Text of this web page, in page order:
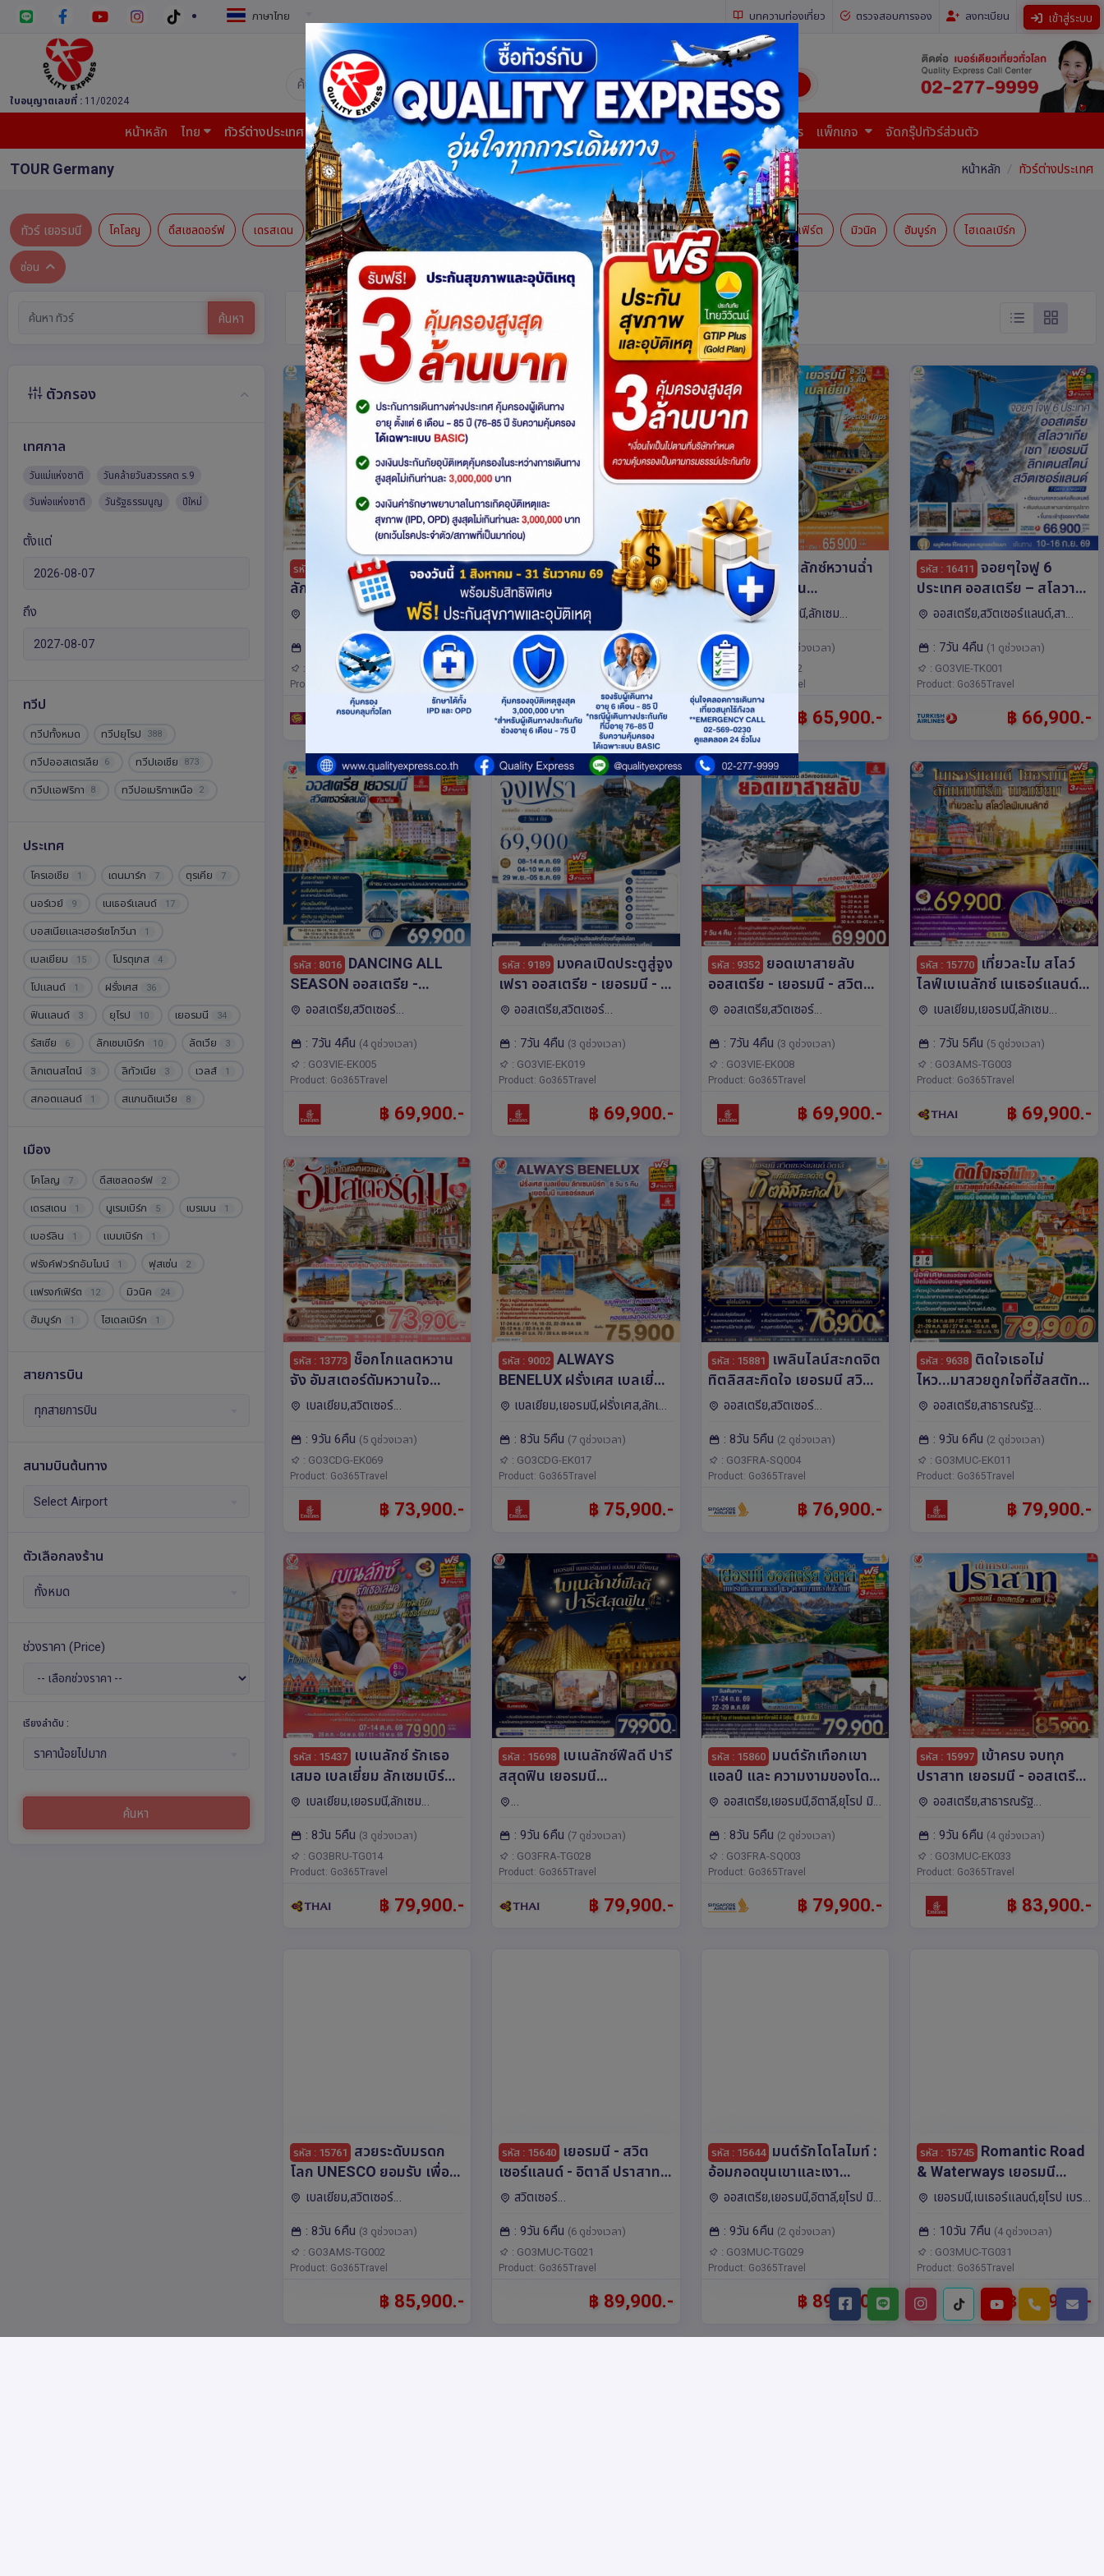
ภาษาไทย บทความท่องเที่ยว ตรวจสอบการจอง ลงทะเบียน เข้าสู่ระบบ
ใบอนุญาตเลขที่ : 11/02024
บริษัท ควอลิตี้ เอ็กซ์เพรส จำกัด ผู้เชี่ยวชาญด้านการท่องเที่ยว ทัวร์ ในประเทศ และ ต่างประเทศ (เที่ยวทั่วโลก)
หน้าหลัก ไทย ทัวร์ต่างประเทศ บินต้นทาง แพ็กเกจทัวร์ บัตรเข้าชม JR Pass เรือสำราญ บริการยื่นเอกสาร แพ็กเกจ จัดกรุ๊ปทัวร์ส่วนตัว
TOUR Germany หน้าหลัก ทัวร์ต่างประเทศ
ทัวร์ เยอรมนี โคโลญ ดึสเซลดอร์ฟ เดรสเดน นูเรมเบิร์ก เบรเมน เบอร์ลิน แบมเบิร์ก ฟรังค์ฟวร์ทอัมไมน์ ฟุสเซ่น แฟรงก์เฟิร์ต มิวนิค ฮัมบูร์ก ไฮเดลเบิร์ก
ซ่อน
ค้นหา
ตัวกรอง
เทศกาล
วันแม่แห่งชาติ วันคล้ายวันสวรรคต ร.9
วันพ่อแห่งชาติ วันรัฐธรรมนูญ ปีใหม่
ตั้งแต่
ถึง
ทวีป
ทวีปทั้งหมด ทวีปยุโรป 388
ทวีปออสเตรเลีย 6 ทวีปเอเชีย 873
ทวีปแอฟริกา 8 ทวีปอเมริกาเหนือ 2
ประเทศ
โครเอเชีย 1 เดนมาร์ก 7 ตุรเคีย 7
นอร์เวย์ 9 เนเธอร์แลนด์ 17
บอสเนียและเฮอร์เซโกวีนา 1
เบลเยียม 15 โปรตุเกส 4
โปแลนด์ 1 ฝรั่งเศส 36
ฟินแลนด์ 3 ยุโรป 10 เยอรมนี 34
รัสเซีย 6 ลักเซมเบิร์ก 10 ลัตเวีย 3
ลิกเตนสไตน์ 3 ลิทัวเนีย 3 เวลส์ 1
สกอตแลนด์ 1 สแกนดิเนเวีย 8
สวิตเซอร์แลนด์
สาธารณรัฐเชก 15 ออสเตรีย
อังกฤษ อิตาลี 58 เอสโตเนีย
ไอซ์แลนด์ ฮังการี
เมือง
โคโลญ 7 ดึสเซลดอร์ฟ 2
เดรสเดน 1 นูเรมเบิร์ก 5 เบรเมน 1
เบอร์ลิน 1 แบมเบิร์ก 1
ฟรังค์ฟวร์ทอัมไมน์ 1 ฟุสเซ่น 2
แฟรงก์เฟิร์ต 12 มิวนิค 24
ฮัมบูร์ก 1 ไฮเดลเบิร์ก 1
สายการบิน
ทุกสายการบิน
สนามบินต้นทาง
Select Airport
ตัวเลือกลงร้าน
ทั้งหมด
ช่วงราคา (Price)
เรียงลำดับ :
ราคาน้อยไปมาก
ค้นหา
ทัวร์ เยอรมนี
รหัส : 16506
ใจเพ้อที่ยุโรปเบเน
ลักซ์ แวะเติมความหวานที่
เซี่ยงไฮ้ เบลเยี่ยม - ลักเซม
เบิร์ก - เยอรมนี –
เนเธอร์แลนด์ แวะเที่ยว
เซี่ยงไฮ้ทั้งไปและกลับ 10 วัน
5 คืน โดยสายการบิน
Juneyao
เบลเยียม,จีน,เยอรมนี,ลักเซม
เบิร์ก,เนเธอร์แลนด์,ยุโรป โค
โลญ,เซี่ยงไฮ้,อัมสเตอร์ดัม,บรัสเซลส์,
ลักเซมเบิร์ก,แฟรงก์เฟิร์ต,เบลเยี่ยม-
ลักเซมเบิร์ก-เยอรมนี-
เนเธอร์แลนด์,บรูกส์
: 10วัน 5คืน(4 ดูช่วงเวลา)
: GO3BRU-HO001
Product: Go365Travel
฿ 55,900.-
รหัส : 16641 เยอรมนี ออสเตรีย
อิตาลี เขยโดโลไมต์ สะใภ้เจ
ลาโต้ เที่ยวอุทยานแห่งชาติโด
โลไมท์ สวยมาก บรรยากาศ
ใบไม้เปลี่ยนสี ชิมไอติมเจลา
โต้ที่อิตาลีประเทศต้นกำเนิด 7
วัน 4 คืน โดยสายการบิน
EMIRATES (EK)
ออสเตรีย,เยอรมนี,อิตาลี,ยุโรป มิ
วนิค,มิลาน,เวโรนา,อินส์บรุค
: 7วัน 4คืน
(5 ดูช่วงเวลา)
: 2UMUC-EK026
Product: 2UCenter
฿ 56,900.-
รหัส : 16061 เบเนลักซ์หวานฉ่ำ
กังหันหวานละมุน
เนเธอร์แลนด์ เยอรมนี ลักเซม
เบิร์ก เบลเยี่ยม 8 วัน 5 คืน
โดยสายการบิน Emirates
(EK)
เบลเยียม,เยอรมนี,ลักเซม
เบิร์ก,เนเธอร์แลนด์,ยุโรป โค
โลญ,อัมสเตอร์ดัม,บรัสเซลส์,ลักเซม
เบิร์ก,แฟรงก์เฟิร์ต,บรูกส์
: 8วัน 5คืน
(4 ดูช่วงเวลา)
: GO3AMS-EK002
Product: Go365Travel
฿ 65,900.-
รหัส : 16411 จอยๆใจฟู 6
ประเทศ ออสเตรีย – สโลวา
เกีย - เชก - เยอรมนี – ลิก
วัน 4 คืน โดยสายการบิน
TURKISH (TK)
ออสเตรีย,สวิตเซอร์แลนด์,สา
ไตน์,สโลวาเกีย,ยุโรป มิวนิค,ซูริค,บราติ
สลาวา,ปราก,ลูเซิร์น,เวียนนา,เซสกี ครุ
มลอฟ,ซูก,วาดุซ
: 7วัน 4คืน (1 ดูช่วงเวลา)
: GO3VIE-TK001
Product: Go365Travel
฿ 66,900.-
รหัส : 8016 DANCING ALL
SEASON ออสเตรีย -
เยอรมนี - สวิตเซอร์แลนด์ 7
EMIRATES (EK)
ออสเตรีย,สวิตเซอร์
ลาเคน,ซูริค,ลูเซิร์น,เวียนนา,สวิตเซอร์
แลนด์,เยอรมนี,ออสเตรีย-เยอรมนี-ส
วิตเซอร์แลนด์,ออสเตรีย,ซูก
: 7วัน 4คืน (4 ดูช่วงเวลา)
: GO3VIE-EK005
Product: Go365Travel
฿ 69,900.-
รหัส : 9189 มงคลเปิดประตูสู่จูง
เฟรา ออสเตรีย - เยอรมนี - ส
วิตเซอร์แลนด์ 7วัน 4คืน โดย
ออสเตรีย,สวิตเซอร์
ลาเคน,ซูริค,ซาลซ์บูร์ก,ลู
เซิร์น,เวียนนา,ซูก
: 7วัน 4คืน (3 ดูช่วงเวลา)
: GO3VIE-EK019
Product: Go365Travel
฿ 69,900.-
รหัส : 9352 ยอดเขาสายลับ
ออสเตรีย - เยอรมนี - สวิต
เซอร์แลนด์ 7วัน 4คืน โดยสาย
ออสเตรีย,สวิตเซอร์
วนิค,อินเตอร์ลาเคน,ซูริค,อินส์บรุค,ลู
เซิร์น,เบิร์น,เวียนนา,ซูก,วาดุซ
: 7วัน 4คืน (3 ดูช่วงเวลา)
: GO3VIE-EK008
Product: Go365Travel
฿ 69,900.-
รหัส : 15770
เที่ยวละไม สโลว์
ไลฟ์เบเนลักซ์ เนเธอร์แลนด์
เยอรมนี ลักเซมเบิร์ก
การบินไทย (TG) บินตรงสู่
นครอัมสเตอร์ดัม
เบลเยียม,เยอรมนี,ลักเซม
โลญ,อัมสเตอร์ดัม,รอตเต
อร์ดัม,บรัสเซลส์,ลักเซมเบิร์ก,แฟ
รงก์เฟิร์ต
: 7วัน 5คืน (5 ดูช่วงเวลา)
: GO3AMS-TG003
Product: Go365Travel
฿ 69,900.-
รหัส : 13773 ช็อกโกแลตหวาน
จัง อัมสเตอร์ดัมหวานใจ
ฝรั่งเศส – เบลเยี่ยม -
เซอร์แลนด์ 9 วัน 6 คืน โดย
สายการบินเอมิเรทซ์ (EK)
เบลเยียม,สวิตเซอร์
ด์,ยุโรป โคโลญ,ดึสเซลดอร์ฟ,กอ
ลมาร์,สตรา
สบูร์ก,ปารีส,อัมสเตอร์ดัม,บรัสเซลส์,ซู
: 9วัน 6คืน (5 ดูช่วงเวลา)
: GO3CDG-EK069
Product: Go365Travel
฿ 73,900.-
รหัส : 9002 ALWAYS
BENELUX ฝรั่งเศส เบลเยี่ยม
ลักเซมเบิร์ก เยอรมนี
สายการบิน EMIRATES (EK)
เบลเยียม,เยอรมนี,ฝรั่งเศส,ลักเซม
โลญ,ปารีส,อัมสเตอร์ดัม,บรัสเซลส์,ลัก
เซม
เบิร์ก,ฝรั่งเศส,เบลเยี่ยม,เยอรมนี,เนเ
: 8วัน 5คืน (7 ดูช่วงเวลา)
: GO3CDG-EK017
Product: Go365Travel
฿ 75,900.-
รหัส : 15881 เพลินไลน์สะกดจิต
ทิตลิสสะกิดใจ เยอรมนี สวิต
เซอร์แลนด์ อิตาลี 8 วัน 5 คืน
(SQ)
ออสเตรีย,สวิตเซอร์
เบิร์ก,มิลาน,ซูริค,ลูเซิร์น,นูเรม
เบิร์ก,แฟรงก์เฟิร์ต,ซูก
: 8วัน 5คืน (2 ดูช่วงเวลา)
: GO3FRA-SQ004
Product: Go365Travel
฿ 76,900.-
รหัส : 9638 ติดใจเธอไม่
ไหว...มาสวยถูกใจที่ฮัลสตัท
ก่อนได้ไหม เยอรมัน
ฮังการี 9วัน 6คืน โดยสายการ
บิน Emirates (EK)
ออสเตรีย,สาธารณรัฐ
มิวนิค,บราติสลาวา,คาร์โลวี
วารี,ปราก,บูดาเปสต์,ซาลซ์บูร์
ก,เวียนนา,เซสกี ครุมลอฟ
: 9วัน 6คืน (2 ดูช่วงเวลา)
: GO3MUC-EK011
Product: Go365Travel
฿ 79,900.-
รหัส : 15437 เบเนลักซ์ รักเธอ
เสมอ เบลเยี่ยม ลักเซมเบิร์ก
เยอรมนี เนเธอร์แลนด์ 8 วัน 5
เบลเยียม,เยอรมนี,ลักเซม
โลญ,อัมสเตอร์ดัม,รอตเต
อร์ดัม,แอนต์เวิร์ป,บรัสเซลส์,ลักเซม
เบิร์ก,แฟรงก์เฟิร์ต,บรูกส์
: 8วัน 5คืน (3 ดูช่วงเวลา)
: GO3BRU-TG014
Product: Go365Travel
฿ 79,900.-
รหัส : 15698
เบเนลักซ์ฟีลดี ปารี
สสุดฟิน เยอรมนี
เนเธอร์แลนด์ เบลเยี่ยม
การบินไทย (TG)
ลนด์,ยุโรป
ปารีส,อัมสเตอร์ดัม,บรัสเซลส์,แฟ
รงก์เฟิร์ต,ฟรังค์ฟวร์ทอัมไมน์,บรูกส์
: 9วัน 6คืน (7 ดูช่วงเวลา)
: GO3FRA-TG028
Product: Go365Travel
฿ 79,900.-
รหัส : 15860 มนต์รักเทือกเขา
แอลป์ และ ความงามของโด
โลไมท์ เยอรมนี ออสเตรีย
บิน Singapore (SQ)
ออสเตรีย,เยอรมนี,อิตาลี,ยุโรป มิ
เบิร์ก,แฟรงก์เฟิร์ต,โคโม
: 8วัน 5คืน (2 ดูช่วงเวลา)
: GO3FRA-SQ003
Product: Go365Travel
฿ 79,900.-
รหัส : 15997
เข้าครบ จบทุก
ปราสาท เยอรมนี - ออสเตรีย
– เชก 9วัน 6คืน โดยสายการ
ออสเตรีย,สาธารณรัฐ
โน,ปราก,อินส์บรุค,ซาลซ์บูร์
ก,เวียนนา,เซสกี ครุมลอฟ
: 9วัน 6คืน (4 ดูช่วงเวลา)
: GO3MUC-EK033
Product: Go365Travel
฿ 83,900.-
รหัส : 15761 สวยระดับมรดก
โลก UNESCO ยอมรับ เพื่อน
บ้านยอมใจ เนเธอร์แลนด์
เยอรมนี สวิตเซอร์แลนด์ 8 วัน
6 คืน โดยสายการบินไทย
(TG)
เบลเยียม,สวิตเซอร์
เบิร์ก,เนเธอร์แลนด์,ยุโรป
อัมสเตอร์ดัม,บรัสเซลส์,ซูริค,ลักเซม
เบิร์ก,ลูเซิร์น,แฟรงก์เฟิร์ต,ฟุสเซ่น,ซูก
: 8วัน 6คืน (3 ดูช่วงเวลา)
: GO3AMS-TG002
Product: Go365Travel
฿ 85,900.-
รหัส : 15640
เยอรมนี - สวิต
เซอร์แลนด์ - อิตาลี ปราสาท
นอย คอยรัก พิชิตยอดเขา
เยอรมนี และตามรอย 007 ที่
Schilthorn 9 วัน 6 คืน โดย
สายการบินไทย (TG)
สวิตเซอร์
ลาน,อินเตอร์ลาเคน,ซูริค,ลู
เซิร์น,โคโม,ซูก
: 9วัน 6คืน (6 ดูช่วงเวลา)
: GO3MUC-TG021
Product: Go365Travel
฿ 89,900.-
รหัส : 15644 มนต์รักโดโลไมท์ :
อ้อมกอดขุนเขาและเงา
ทะเลสาบเยอรมนี ออสเตรีย
การบินไทย (TG)
ออสเตรีย,เยอรมนี,อิตาลี,ยุโรป มิ
: 9วัน 6คืน (2 ดูช่วงเวลา)
: GO3MUC-TG029
Product: Go365Travel
฿ 89,900.-
รหัส : 15745 Romantic Road
& Waterways เยอรมนี
เนเธอร์แลนด์ 10 วัน 7 คืน
เยอรมนี,เนเธอร์แลนด์,ยุโรป เบร
วนิค,อัมสเตอร์ดัม,เบอร์ลิน,แบม
เบิร์ก,นูเรมเบิร์ก
: 10วัน 7คืน (4 ดูช่วงเวลา)
: GO3MUC-TG031
Product: Go365Travel
฿ 89,900.-